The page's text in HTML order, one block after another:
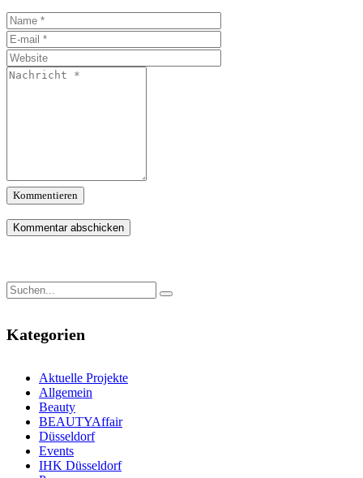
Kommentieren
Kategorien
Aktuelle Projekte
Allgemein
Beauty
BEAUTYAffair
Düsseldorf
Events
IHK Düsseldorf